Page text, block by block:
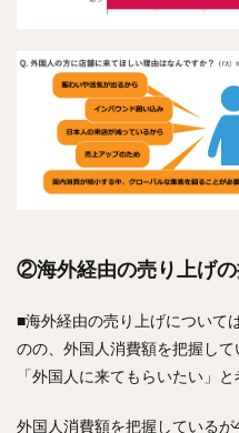
②海外経由の売り上げ
■海外経由の売り上げについて
のの、外国人消費額を把握して
「外国人に来てもらいたい」
外国人消費額を把握しているが